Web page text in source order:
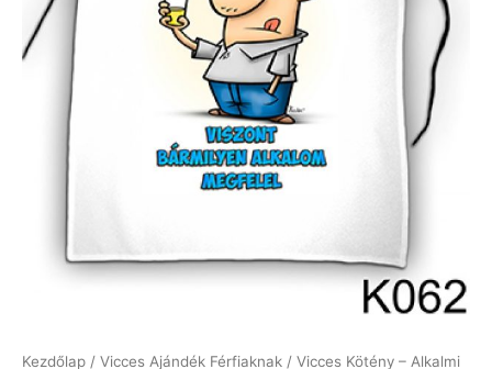
Kezdőlap / Vicces Ajándék Férfiaknak / Vicces Kötény – Alkalmi